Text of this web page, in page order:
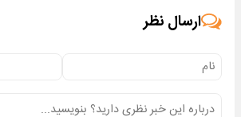
ارسال نظر